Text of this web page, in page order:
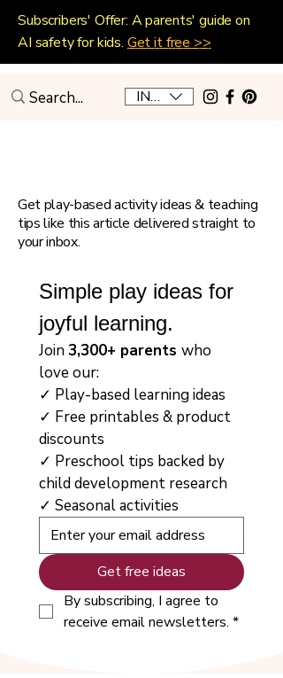
INR (₹)
Subscribers' Offer: A parents' guide on
AI safety for kids. Get it free >>
Get play-based activity ideas & teaching
tips like this article delivered straight to
your inbox.
Simple play ideas for
joyful learning.
Join 3,300+ parents who
love our:
✓ Play-based learning ideas
✓ Free printables & product
discounts
✓ Preschool tips backed by
child development research
✓ Seasonal activities
Get free ideas
By subscribing, I agree to
receive email newsletters. *